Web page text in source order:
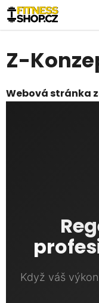
Přejít
na
obsah
Z-
Webová stránka
Když váš